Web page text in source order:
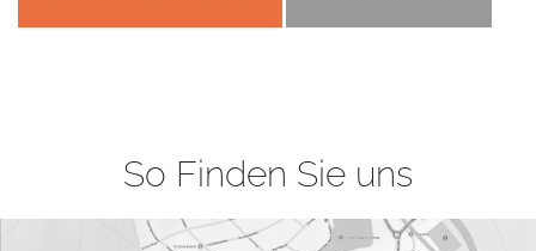
So Finden Sie uns